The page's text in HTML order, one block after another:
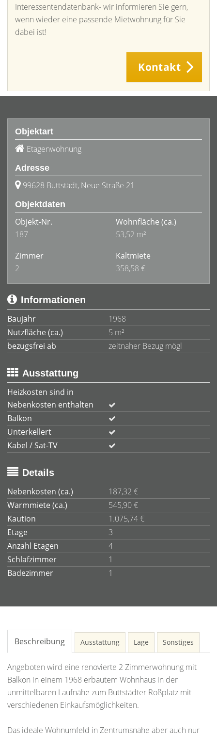
Interessentendatenbank- wir informieren Sie gern,
wenn wieder eine passende Mietwohnung für Sie
dabei ist!
Kontakt
Objektart
Etagenwohnung
Adresse
99628 Buttstädt, Neue Straße 21
Objektdaten
Objekt-Nr.
187
Wohnfläche (ca.)
53,52 m²
Zimmer
2
Kaltmiete
358,58 €
Informationen
Baujahr
1968
Nutzfläche (ca.)
5 m²
bezugsfrei ab
zeitnaher Bezug mögl
Ausstattung
Heizkosten sind in
Nebenkosten enthalten
Balkon
Unterkellert
Kabel / Sat-TV
Details
Nebenkosten (ca.)
187,32 €
Warmmiete (ca.)
545,90 €
Kaution
1.075,74 €
Etage
3
Anzahl Etagen
4
Schlafzimmer
1
Badezimmer
1
Beschreibung Ausstattung Lage Sonstiges
Angeboten wird eine renovierte 2 Zimmerwohnung mit
Balkon in einem 1968 erbautem Wohnhaus in der
unmittelbaren Laufnähe zum Buttstädter Roßplatz mit
verschiedenen Einkaufsmöglichkeiten.
Das ideale Wohnumfeld in Zentrumsnähe aber auch nur